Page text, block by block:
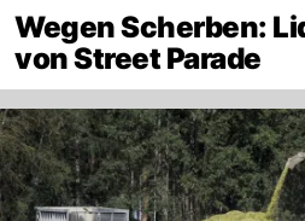
Wegen Scherben:
von Street Parade